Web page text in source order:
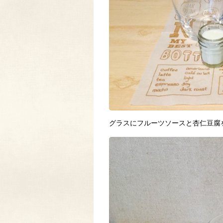
グラスにフルーツソースと杏仁豆腐